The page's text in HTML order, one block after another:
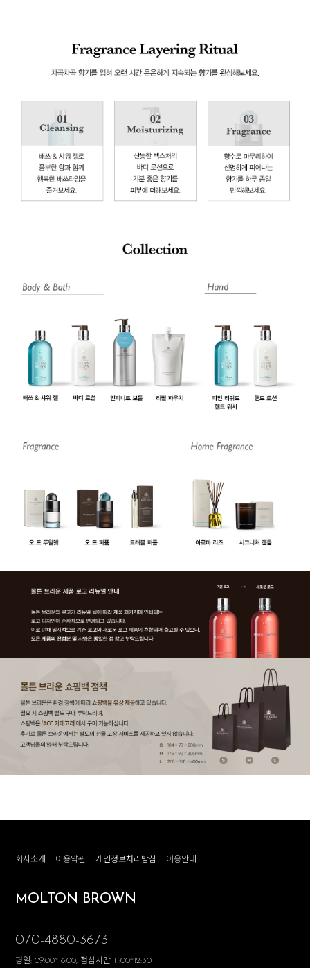
회사소개 이용약관 개인정보처리방침 이용안내
MOLTON BROWN
070-4880-3673
평일: 09:00~16:00, 점심시간 11:00~12:30